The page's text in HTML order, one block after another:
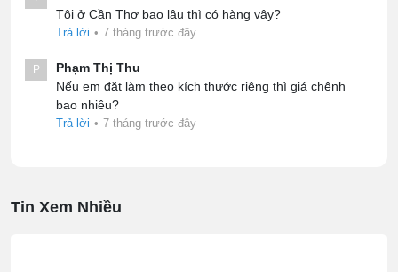
Tôi ở Cần Thơ bao lâu thì có hàng vậy?
Trả lời • 7 tháng trước đây
P
Phạm Thị Thu
Nếu em đặt làm theo kích thước riêng thì giá chênh
bao nhiêu?
Trả lời • 7 tháng trước đây
Tin Xem Nhiều